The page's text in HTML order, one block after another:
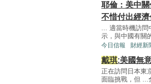
耶倫：美中
不惜付出經
... 適當時機訪問
示，與中國有關
今日信報 財經新
戴琪:美國無
正在訪問日本東
面臨挑戰，但 ...